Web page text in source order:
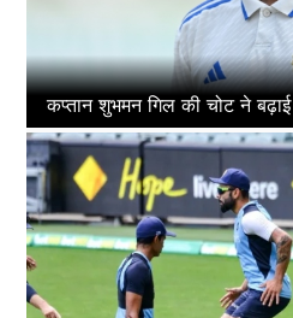
कप्तान शुभमन गिल की चोट ने